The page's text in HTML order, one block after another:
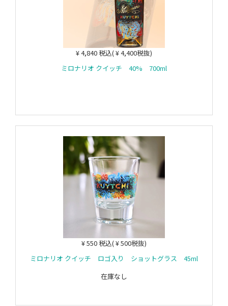
¥ 4,840 税込( ¥ 4,400税抜)
ミロナリオ クイッチ 40% 700ml
¥ 550 税込( ¥ 500税抜)
ミロナリオ クイッチ ロゴ入り ショットグラス 45ml
在庫なし